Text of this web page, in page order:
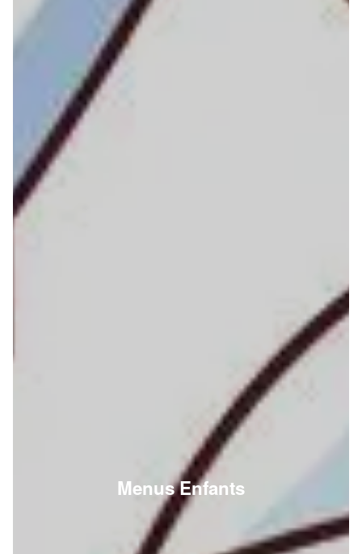
Menus Enfants